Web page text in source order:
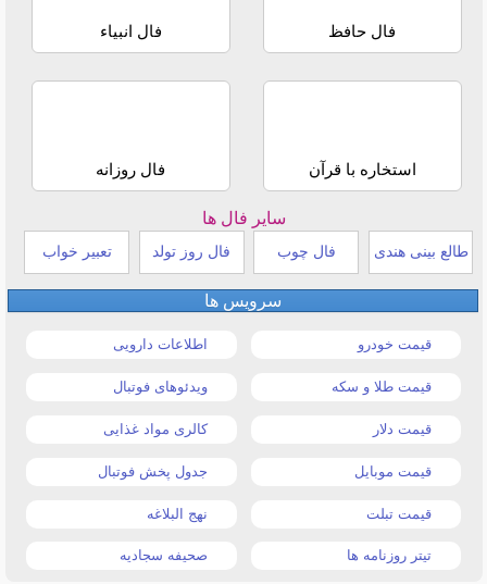
فال حافظ فال انبیاء
استخاره با قرآن فال روزانه
سایر فال ها
طالع بینی هندی فال چوب فال روز تولد تعبیر خواب
سرویس ها
قیمت خودرو اطلاعات دارویی
قیمت طلا و سکه ویدئوهای فوتبال
قیمت دلار کالری مواد غذایی
قیمت موبایل جدول پخش فوتبال
قیمت تبلت نهج البلاغه
تیتر روزنامه ها صحیفه سجادیه